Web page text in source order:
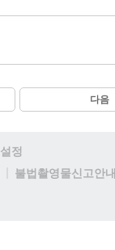
다음
설정
불법촬영물신고안내